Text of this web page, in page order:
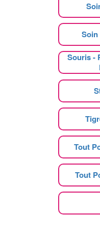
Soin
Souris -
Tout
Tout